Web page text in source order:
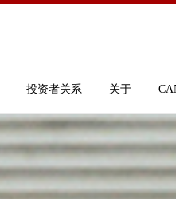
投资者关系 关于